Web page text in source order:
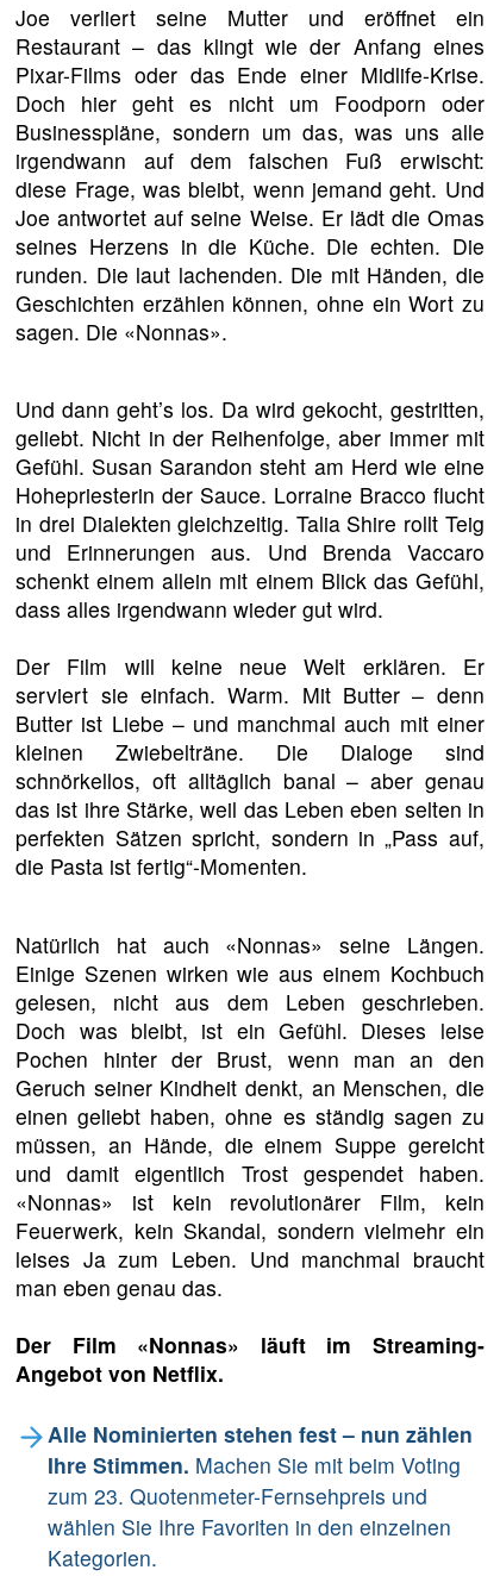
Joe verliert seine Mutter und eröffnet ein
Restaurant – das klingt wie der Anfang eines
Pixar-Films oder das Ende einer Midlife-Krise.
Doch hier geht es nicht um Foodporn oder
Businesspläne, sondern um das, was uns alle
irgendwann auf dem falschen Fuß erwischt:
diese Frage, was bleibt, wenn jemand geht. Und
Joe antwortet auf seine Weise. Er lädt die Omas
seines Herzens in die Küche. Die echten. Die
runden. Die laut lachenden. Die mit Händen, die
Geschichten erzählen können, ohne ein Wort zu
sagen. Die «Nonnas».
Und dann geht’s los. Da wird gekocht, gestritten,
geliebt. Nicht in der Reihenfolge, aber immer mit
Gefühl. Susan Sarandon steht am Herd wie eine
Hohepriesterin der Sauce. Lorraine Bracco flucht
in drei Dialekten gleichzeitig. Talia Shire rollt Teig
und Erinnerungen aus. Und Brenda Vaccaro
schenkt einem allein mit einem Blick das Gefühl,
dass alles irgendwann wieder gut wird.
Der Film will keine neue Welt erklären. Er
serviert sie einfach. Warm. Mit Butter – denn
Butter ist Liebe – und manchmal auch mit einer
kleinen Zwiebelträne. Die Dialoge sind
schnörkellos, oft alltäglich banal – aber genau
das ist ihre Stärke, weil das Leben eben selten in
perfekten Sätzen spricht, sondern in „Pass auf,
die Pasta ist fertig“-Momenten.
Natürlich hat auch «Nonnas» seine Längen.
Einige Szenen wirken wie aus einem Kochbuch
gelesen, nicht aus dem Leben geschrieben.
Doch was bleibt, ist ein Gefühl. Dieses leise
Pochen hinter der Brust, wenn man an den
Geruch seiner Kindheit denkt, an Menschen, die
einen geliebt haben, ohne es ständig sagen zu
müssen, an Hände, die einem Suppe gereicht
und damit eigentlich Trost gespendet haben.
«Nonnas» ist kein revolutionärer Film, kein
Feuerwerk, kein Skandal, sondern vielmehr ein
leises Ja zum Leben. Und manchmal braucht
man eben genau das.
Der Film «Nonnas» läuft im Streaming-
Angebot von Netflix.
Alle Nominierten stehen fest – nun zählen
Ihre Stimmen. Machen Sie mit beim Voting
zum 23. Quotenmeter-Fernsehpreis und
wählen Sie Ihre Favoriten in den einzelnen
Kategorien.